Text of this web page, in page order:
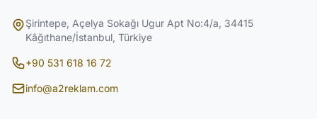
Şirintepe, Açelya Sokağı Ugur Apt No:4/a, 34415
Kâğıthane/İstanbul, Türkiye
+90 531 618 16 72
info@a2reklam.com